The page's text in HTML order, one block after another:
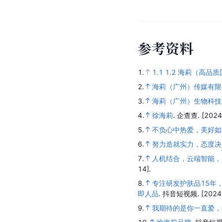
参考资料
1. 1.1 1.2 海莉（高品质
2.
海莉（广州）传媒有
3.
海莉（广州）生物科
4.
徐海莉. 企查查.
5.
不负心中热爱，美好
6.
努力造就实力，态度
7.
人机结合，云端智能
14].
8.
专注研发护肤品15年
即人品. 抖音短视频.
9.
我期待的是你一直爱